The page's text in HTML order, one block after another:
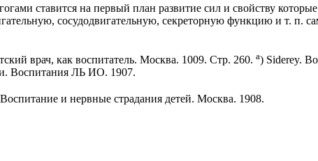
ставится на первый план развитие сил и свойству
сосудодвигательную, секреторную функцию и т. п.
врач, как воспитатель. Москва. 1009. Стр. 260. а) Siderey.
Воспитания ЛЬ ИО. 1907.
и нервные страдания детей. Москва. 1908.